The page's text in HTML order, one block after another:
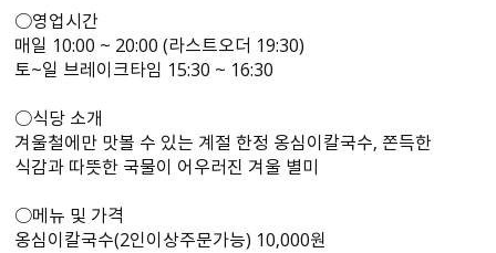
○영업시간
매일 10:00 ~ 20:00 (라스트오더 19:30)
토~일 브레이크타임 15:30 ~ 16:30
○식당 소개
겨울철에만 맛볼 수 있는 계절 한정 옹심이칼국수, 쫀득한
식감과 따뜻한 국물이 어우러진 겨울 별미
○메뉴 및 가격
옹심이칼국수(2인이상주문가능) 10,000원